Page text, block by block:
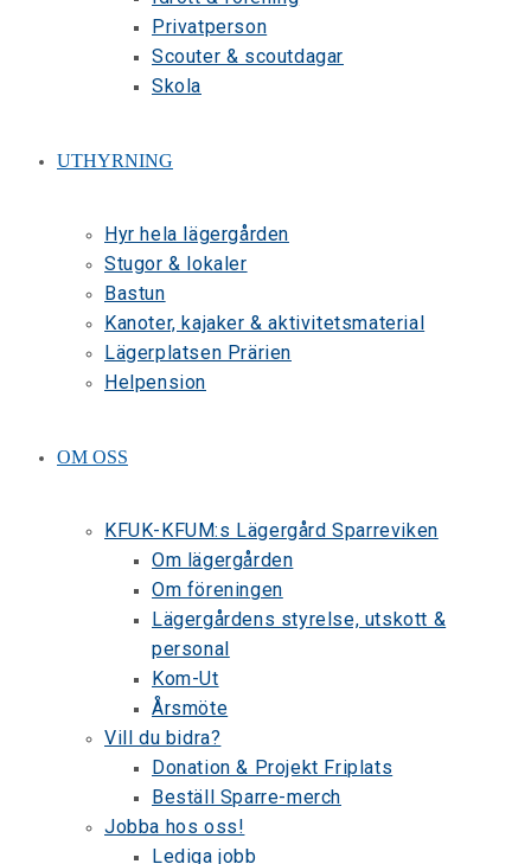
Privatperson
Scouter & scoutdagar
Skola
UTHYRNING
Hyr hela lägergården
Stugor & lokaler
Bastun
Kanoter, kajaker & aktivitetsmaterial
Lägerplatsen Prärien
Helpension
OM OSS
KFUK-KFUM:s Lägergård Sparreviken
Om lägergården
Om föreningen
Lägergårdens styrelse, utskott &
personal
Kom-Ut
Årsmöte
Vill du bidra?
Donation & Projekt Friplats
Beställ Sparre-merch
Jobba hos oss!
Lediga jobb